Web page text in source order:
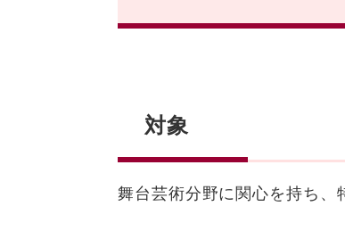
対象
舞台芸術分野に関心を持ち